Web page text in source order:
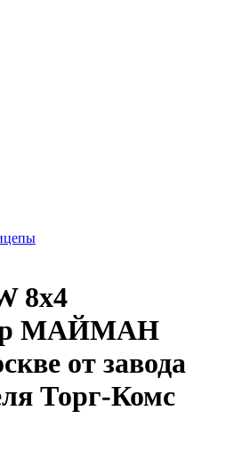
8x4
МАЙМАН
от завода
Торг-Комс